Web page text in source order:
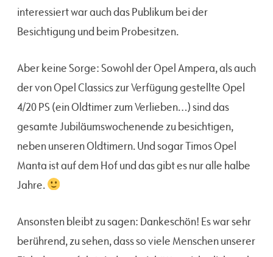
interessiert war auch das Publikum bei der
Besichtigung und beim Probesitzen.
Aber keine Sorge: Sowohl der Opel Ampera, als auch
der von Opel Classics zur Verfügung gestellte Opel
4/20 PS (ein Oldtimer zum Verlieben…) sind das
gesamte Jubiläumswochenende zu besichtigen,
neben unseren Oldtimern. Und sogar Timos Opel
Manta ist auf dem Hof und das gibt es nur alle halbe
Jahre.
Ansonsten bleibt zu sagen: Dankeschön! Es war sehr
berührend, zu sehen, dass so viele Menschen unserer